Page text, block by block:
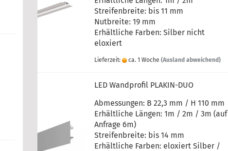
Streifenbreite: bis 11 mm
Nutbreite: 19 mm
Erhältliche Farben: Silber nicht
eloxiert
Lieferzeit: ca. 1 Woche (Ausland abweichend)
LED Wandprofil PLAKIN-DUO
Abmessungen: B 22,3 mm / H 110 mm
Erhältliche Längen: 1m / 2m / 3m (auf
Anfrage 6m)
Streifenbreite: bis 14 mm
Erhältliche Farben: eloxiert Silber /